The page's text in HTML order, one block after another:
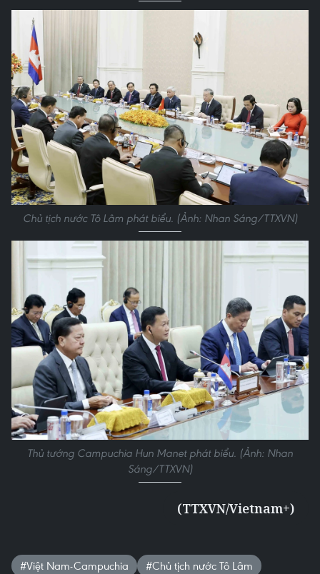
Chủ tịch nước Tô Lâm phát biểu. (Ảnh: Nhan Sáng/TTXVN)
Thủ tướng Campuchia Hun Manet phát biểu. (Ảnh: Nhan
Sáng/TTXVN)
(TTXVN/Vietnam+)
#Việt Nam-Campuchia
#Chủ tịch nước Tô Lâm